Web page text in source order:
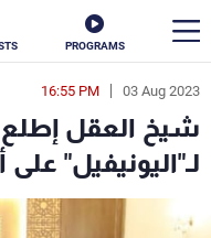
PROGRAMS
03 Aug 2023
16:55 PM
شيخ العقل إطلع
لـ"اليونيفيل"
en
الأخبار
سياسة